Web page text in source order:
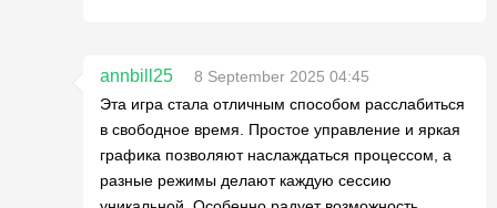
annbill25
8 September 2025 04:45
Эта игра стала отличным способом расслабиться
в свободное время. Простое управление и яркая
графика позволяют наслаждаться процессом, а
разные режимы делают каждую сессию